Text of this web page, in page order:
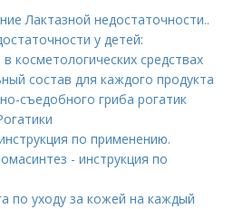
Лактазной недостаточности..
у детей:
косметологических средствах
состав для каждого продукта
съедобного гриба рогатик
по применению.
- инструкция по
по уходу за кожей на каждый